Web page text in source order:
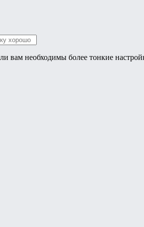
вам необходимы более тонкие